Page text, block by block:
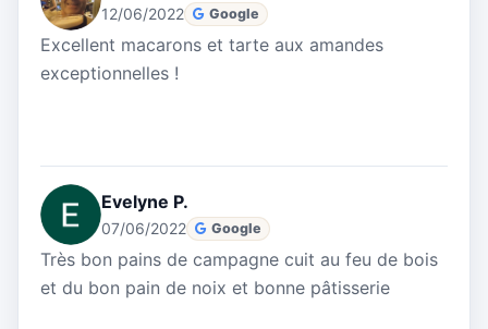
12/06/2022 Google
Excellent macarons et tarte aux amandes
exceptionnelles !
Evelyne P.
07/06/2022 Google
Très bon pains de campagne cuit au feu de bois
et du bon pain de noix et bonne pâtisserie